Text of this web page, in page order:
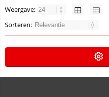
Weergave:
Sorteren: